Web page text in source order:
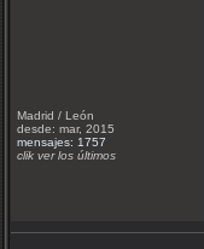
Madrid / León
desde: mar, 2015
mensajes: 1757
clik ver los últimos